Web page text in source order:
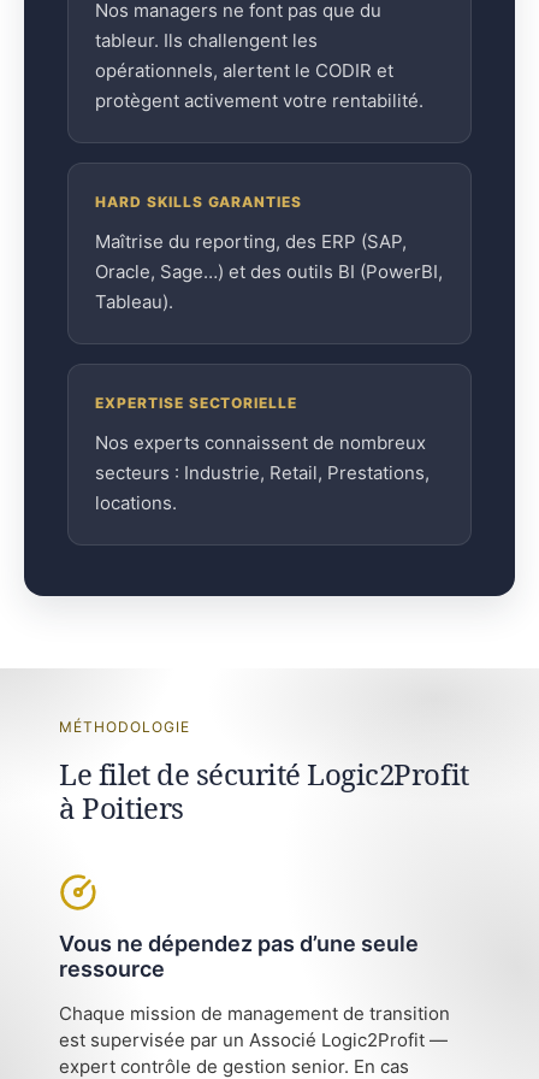
Nos managers ne font pas que du
tableur. Ils challengent les
opérationnels, alertent le CODIR et
protègent activement votre rentabilité.
HARD SKILLS GARANTIES
Maîtrise du reporting, des ERP (SAP,
Oracle, Sage…) et des outils BI (PowerBI,
Tableau).
EXPERTISE SECTORIELLE
Nos experts connaissent de nombreux
secteurs : Industrie, Retail, Prestations,
locations.
MÉTHODOLOGIE
Le filet de sécurité Logic2Profit
à Poitiers
Vous ne dépendez pas d’une seule
ressource
Chaque mission de management de transition
est supervisée par un Associé Logic2Profit —
expert contrôle de gestion senior. En cas